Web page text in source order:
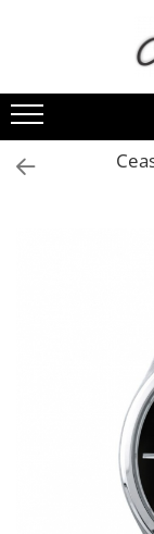
Toate Produsele
Baterii
AA, AAA, 9V
Accesorii baterii
Ceasuri Daniel Klein